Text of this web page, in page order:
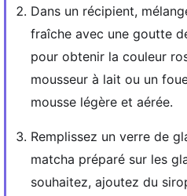
Dans un récipient,
fraîche avec une goutte
pour obtenir la couleur
mousseur à lait ou un
mousse légère et aérée.
Remplissez un verre de
matcha préparé sur les
souhaitez, ajoutez du